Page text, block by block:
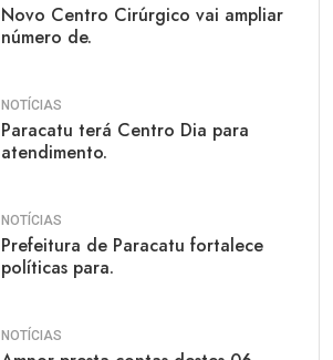
Novo Centro Cirúrgico vai ampliar
número de.
NOTÍCIAS
Paracatu terá Centro Dia para
atendimento.
NOTÍCIAS
Prefeitura de Paracatu fortalece
políticas para.
NOTÍCIAS